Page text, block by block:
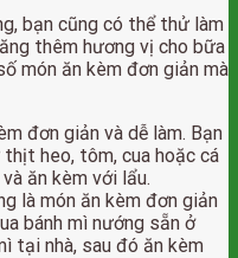
bạn cũng có thể thử làm
thêm hương vị cho bữa
món ăn kèm đơn giản mà
đơn giản và dễ làm. Bạn
heo, tôm, cua hoặc cá
ăn kèm với lẩu.
là món ăn kèm đơn giản
bánh mì nướng sẵn ở
tại nhà, sau đó ăn kèm